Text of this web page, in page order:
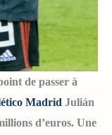
de passer à
Madrid Julián
d’euros. Une